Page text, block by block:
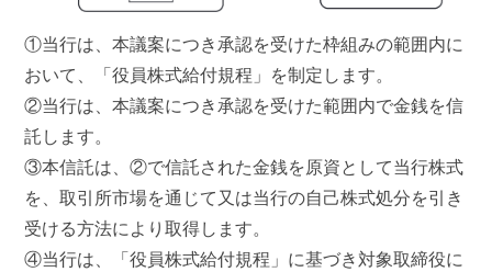
①当行は、本議案につき承認を受けた枠組みの範囲内に
おいて、「役員株式給付規程」を制定します。
②当行は、本議案につき承認を受けた範囲内で金銭を信
託します。
③本信託は、②で信託された金銭を原資として当行株式
を、取引所市場を通じて又は当行の自己株式処分を引き
受ける方法により取得します。
④当行は、「役員株式給付規程」に基づき対象取締役に